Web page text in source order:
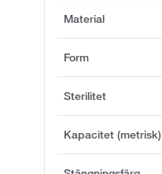
Material
Form
Sterilitet
Kapacitet (metrisk)